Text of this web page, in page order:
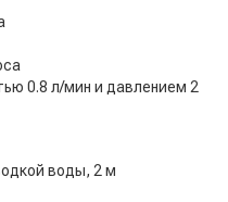
0.8 л/мин и давлением 2
воды, 2 м